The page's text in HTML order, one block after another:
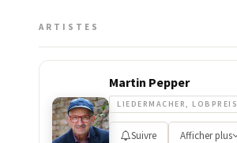
ARTISTES
Martin Pepper
LIEDERMACHER, LOBPREIS
Suivre Afficher plus